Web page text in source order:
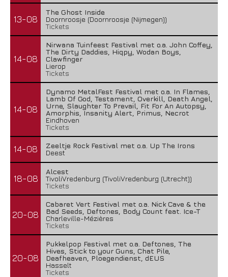
13-08
The Ghost Inside
Doornroosje (Doornroosje (Nijmegen))
Tickets
14-08
Nirwana Tuinfeest Festival met o.a. John Coffey,
The Dirty Daddies, Hiqpy, Wodan Boys,
Clawfinger
Lierop
Tickets
14-08
Dynamo MetalFest Festival met o.a. In Flames,
Lamb Of God, Testament, Overkill, Death Angel,
Urne, Slaughter To Prevail, Fit For An Autopsy,
Amorphis, Insanity Alert, Primus, Necrot
Eindhoven
Tickets
14-08
Zeeltje Rock Festival met o.a. Up The Irons
Deest
18-08
Alcest
TivoliVredenburg (TivoliVredenburg (Utrecht))
Tickets
20-08
Cabaret Vert Festival met o.a. Nick Cave & the
Bad Seeds, Deftones, Body Count feat. Ice-T
Charleville-Mézières
Tickets
20-08
Pukkelpop Festival met o.a. Deftones, The
Hives, Stick to your Guns, Chat Pile,
Deafheaven, Ploegendienst, dEUS
Hasselt
Tickets